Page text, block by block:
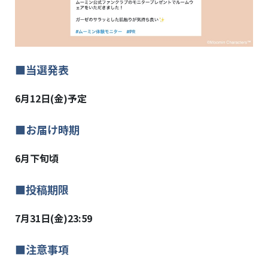
■当選発表
6月12日(金)予定
■お届け時期
6月下旬頃
■投稿期限
7月31日(金)23:59
■注意事項